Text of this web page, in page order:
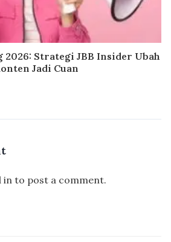
Strategi JBB Insider Ubah
Jadi Cuan
in to post a comment.